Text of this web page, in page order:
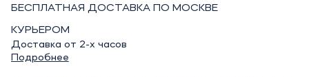
БЕСПЛАТНАЯ ДОСТАВКА ПО МОСКВЕ
КУРЬЕРОМ
Доставка от 2-х часов
Подробнее